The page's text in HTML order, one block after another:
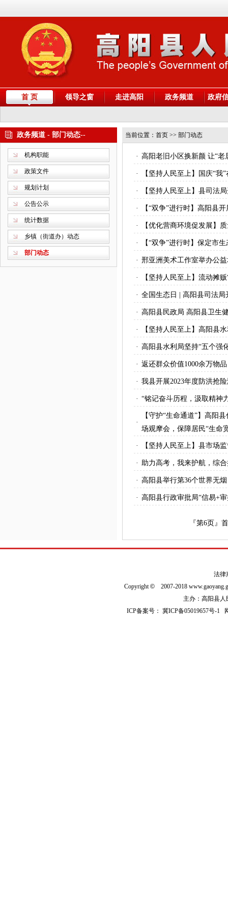
首 页 领导之窗 走进高阳 政务频道 政府
政务频道 - 部门动态--
机构职能
政策文件
规划计划
公告公示
统计数据
乡镇（街道办）动态
部门动态
当前位置： 首页 >> 部门动态
· 高阳老旧小区换新颜 让“老
· 【坚持人民至上】国庆“
· 【坚持人民至上】县司法
· 【“双争”进行时】高阳县
· 【优化营商环境促发展】
· 【“双争”进行时】保定市
· 邢亚洲美术工作室举办公
· 【坚持人民至上】流动摊
· 全国生态日 | 高阳县司法局
· 高阳县民政局 高阳县卫生
· 【坚持人民至上】高阳县
· 高阳县水利局坚持“五个强
· 返还群众价值1000余万物
· 我县开展2023年度防洪抢
· “铭记奋斗历程，汲取精神
·
【守护“生命通道”】高阳
场观摩会，保障居民“生命
· 【坚持人民至上】县市场
· 助力高考，我来护航，综
· 高阳县举行第36个世界无
· 高阳县行政审批局“信易+
『第6页』
法律
Copyright© 2007-2018
主办：高阳县人
ICP备案号：冀ICP备05019657号-1